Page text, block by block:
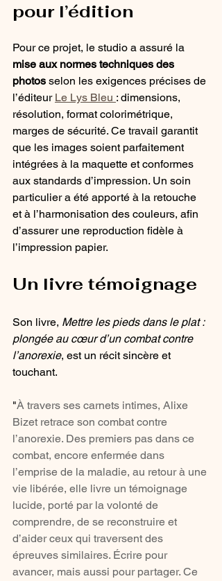
pour l’édition
Pour ce projet, le studio a assuré la
mise aux normes techniques des
photos selon les exigences précises de
l’éditeur Le Lys Bleu : dimensions,
résolution, format colorimétrique,
marges de sécurité. Ce travail garantit
que les images soient parfaitement
intégrées à la maquette et conformes
aux standards d’impression. Un soin
particulier a été apporté à la retouche
et à l’harmonisation des couleurs, afin
d’assurer une reproduction fidèle à
l’impression papier.
Un livre témoignage
Son livre, Mettre les pieds dans le plat :
plongée au cœur d’un combat contre
l’anorexie, est un récit sincère et
touchant.
"À travers ses carnets intimes, Alixe
Bizet retrace son combat contre
l’anorexie. Des premiers pas dans ce
combat, encore enfermée dans
l’emprise de la maladie, au retour à une
vie libérée, elle livre un témoignage
lucide, porté par la volonté de
comprendre, de se reconstruire et
d’aider ceux qui traversent des
épreuves similaires. Écrire pour
avancer, mais aussi pour partager. Ce